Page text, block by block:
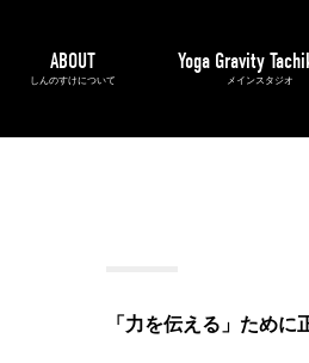
ABOUT
しんのすけについて
Yoga Gravity
メインスタジオ
「力を伝える」ために